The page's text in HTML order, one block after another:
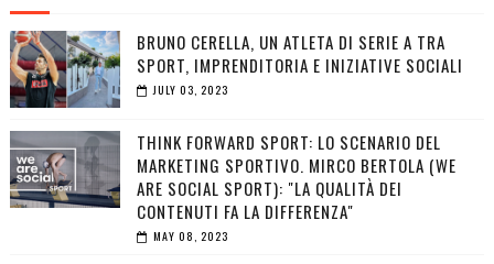
BRUNO CERELLA, UN ATLETA DI SERIE A TRA
SPORT, IMPRENDITORIA E INIZIATIVE SOCIALI
JULY 03, 2023
THINK FORWARD SPORT: LO SCENARIO DEL
MARKETING SPORTIVO. MIRCO BERTOLA (WE
ARE SOCIAL SPORT): "LA QUALITÀ DEI
CONTENUTI FA LA DIFFERENZA"
MAY 08, 2023